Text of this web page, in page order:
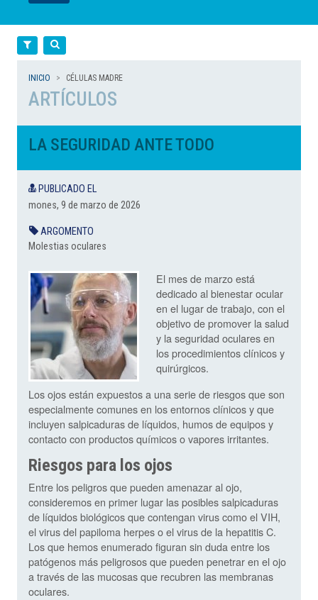
LEER
LEER
LEER
LEER
LEER
Filtra
INICIO CÉLULAS MADRE
ARTÍCULOS
LA SEGURIDAD ANTE TODO
PUBLICADO EL
mones, 9 de marzo de 2026
ARGOMENTO
Molestias oculares
El mes de marzo está
dedicado al bienestar ocular
en el lugar de trabajo, con el
objetivo de promover la salud
y la seguridad oculares en
los procedimientos clínicos y
quirúrgicos.
Los ojos están expuestos a una serie de riesgos que son
especialmente comunes en los entornos clínicos y que
incluyen salpicaduras de líquidos, humos de equipos y
contacto con productos químicos o vapores irritantes.
Riesgos para los ojos
Entre los peligros que pueden amenazar al ojo,
consideremos en primer lugar las posibles salpicaduras
de líquidos biológicos que contengan virus como el VIH,
el virus del papiloma herpes o el virus de la hepatitis C.
Los que hemos enumerado figuran sin duda entre los
patógenos más peligrosos que pueden penetrar en el ojo
a través de las mucosas que recubren las membranas
oculares.